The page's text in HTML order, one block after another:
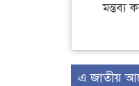
মন্তব্য
এ জাতীয়